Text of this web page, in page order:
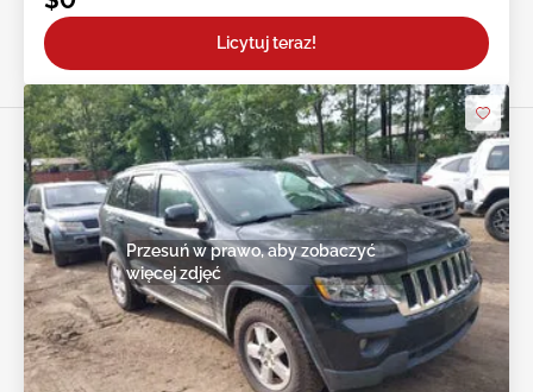
Licytuj teraz!
Przesuń w prawo, aby zobaczyć
więcej zdjęć